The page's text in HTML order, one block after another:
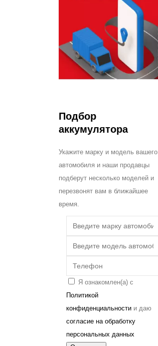
Подбор
аккумулятора
Укажите марку и модель вашего
автомобиля и наши продавцы
подберут несколько моделей и
перезвонят вам в ближайшее
время.
Я ознакомлен(а) с
Политикой
конфиденциальности и даю
согласие на обработку
персональных данных